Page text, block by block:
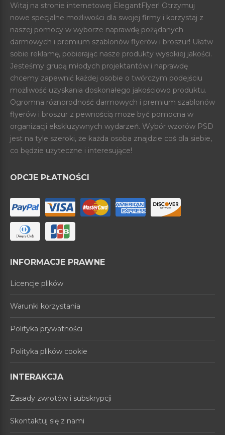
Witaj na stronie internetowej ElegantFlyer! Otrzymuj
nowe specjalne możliwości dla swojej firmy i korzystaj z
naszej pomocy w wyborze naprawdę pożądanych
darmowych i premium szablonów flyerów i broszur! Ułatw
sobie reklamę, pobierając nasze produkty wysokiej jakości.
Jesteśmy grupą młodych projektantów i naprawdę
chcemy zapewnić każdej osobie o twórczym podejściu
możliwość uzyskania doskonałego jakościowo produktu.
Ogromna różnorodność darmowych i premium szablonów
flyerów i broszur z pewnością może być pomocna w
organizacji ekskluzywnych wydarzeń. Wybór wzorów PSD
jest na tyle szeroki, że każda osoba znajdzie coś dla siebie,
co będzie użyteczne i interesujące!
OPCJE PŁATNOŚCI
INFORMACJE PRAWNE
Licencje plików
Warunki korzystania
Polityka prywatności
Polityka plików cookie
INTERAKCJA
Zasady zwrotów i subskrypcji
Skontaktuj się z nami